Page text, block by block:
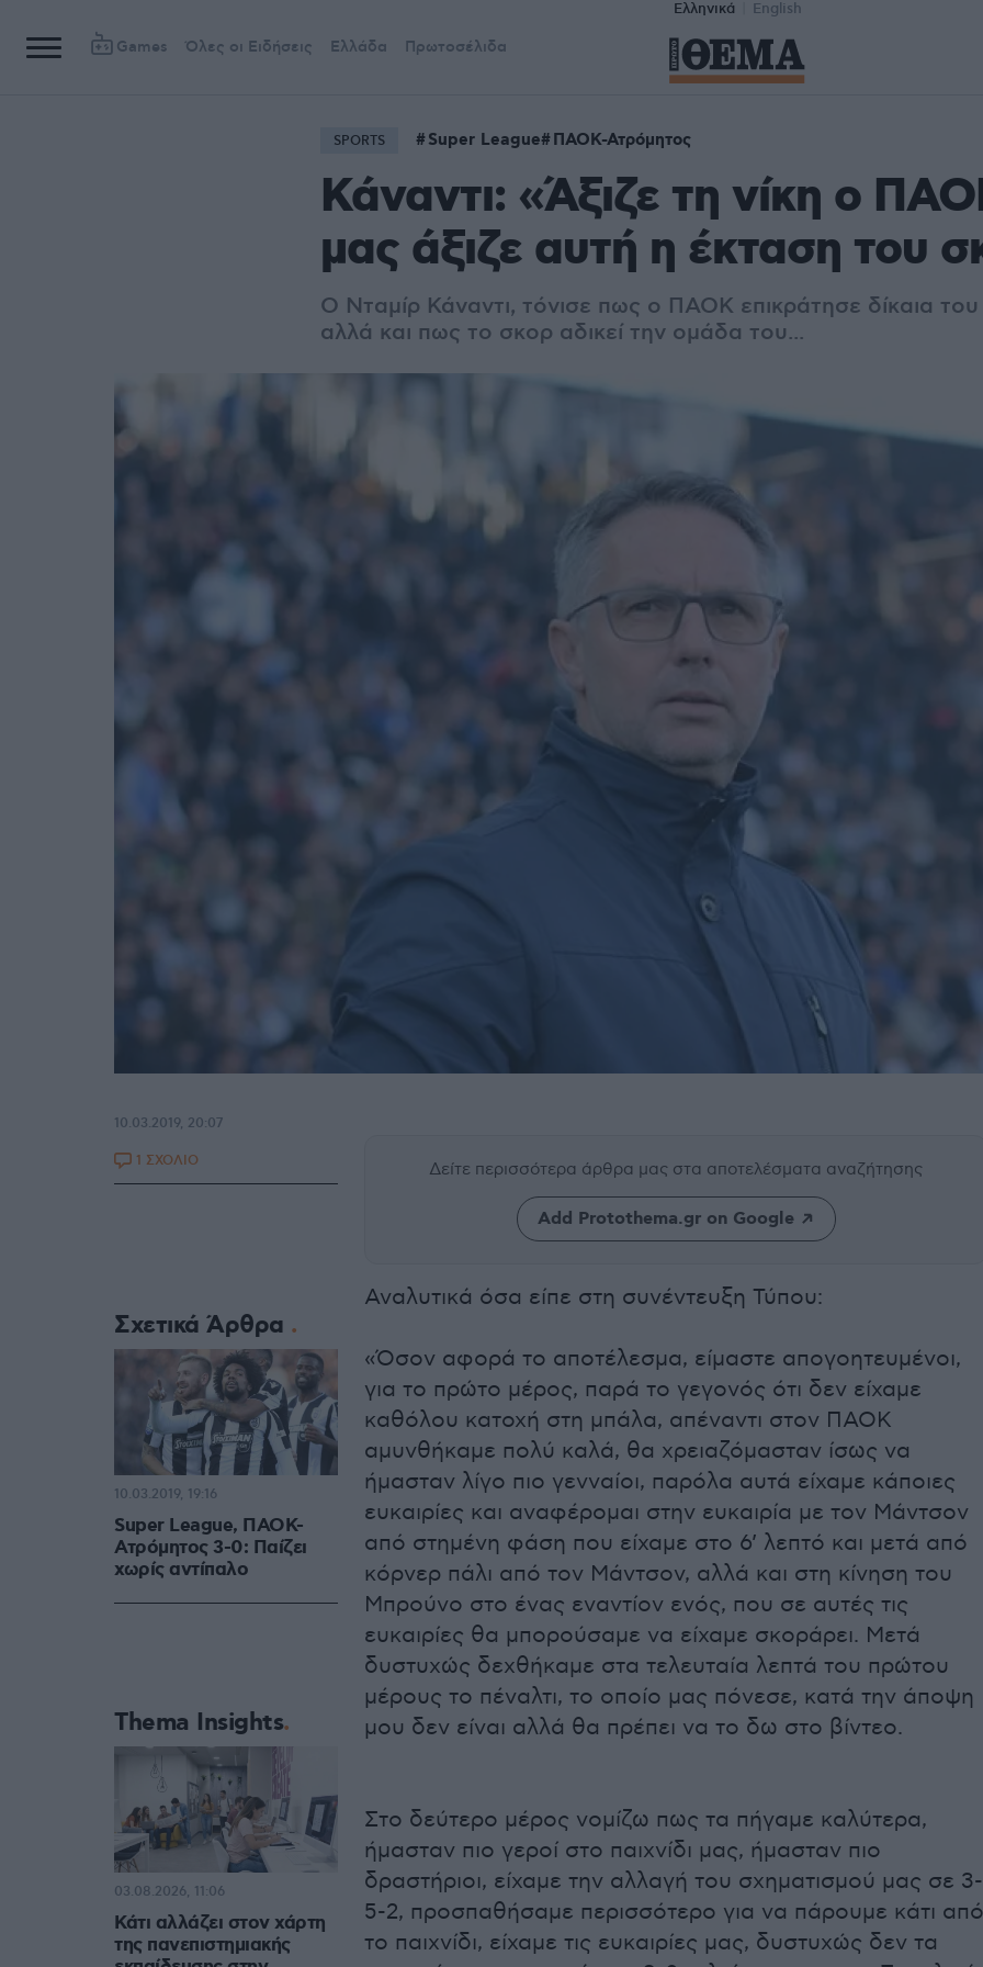
Ελληνικά English
Games Όλες οι Ειδήσεις Ελλάδα Πρωτοσέλιδα
SPORTS Super League ΠΑΟΚ-Ατρόμητος
Κάναντι: «Άξιζε τη νίκη ο
μας άξιζε αυτή η έκταση του
Ο Νταμίρ Κάναντι, τόνισε πως ο ΠΑΟΚ επικράτησε δίκαια
αλλά και πως το σκορ αδικεί την ομάδα του...
Δείτε περισσότερα άρθρα μας στα αποτελέσματα αναζήτησης
Add Protothema.gr on Google
Αναλυτικά όσα είπε στη συνέντευξη Τύπου:
«Όσον αφορά το αποτέλεσμα, είμαστε απογοητευμένοι,
για το πρώτο μέρος, παρά το γεγονός ότι δεν είχαμε
καθόλου κατοχή στη μπάλα, απέναντι στον ΠΑΟΚ
αμυνθήκαμε πολύ καλά, θα χρειαζόμασταν ίσως να
ήμασταν λίγο πιο γενναίοι, παρόλα αυτά είχαμε κάποιες
ευκαιρίες και αναφέρομαι στην ευκαιρία με τον Μάντσον
από στημένη φάση που είχαμε στο 6’ λεπτό και μετά από
κόρνερ πάλι από τον Μάντσον, αλλά και στη κίνηση του
Μπρούνο στο ένας εναντίον ενός, που σε αυτές τις
ευκαιρίες θα μπορούσαμε να είχαμε σκοράρει. Μετά
δυστυχώς δεχθήκαμε στα τελευταία λεπτά του πρώτου
μέρους το πέναλτι, το οποίο μας πόνεσε, κατά την άποψη
μου δεν είναι αλλά θα πρέπει να το δω στο βίντεο.
Στο δεύτερο μέρος νομίζω πως τα πήγαμε καλύτερα,
ήμασταν πιο γεροί στο παιχνίδι μας, ήμασταν πιο
δραστήριοι, είχαμε την αλλαγή του σχηματισμού μας σε 3-
5-2, προσπαθήσαμε περισσότερο για να πάρουμε κάτι από
το παιχνίδι, είχαμε τις ευκαιρίες μας, δυστυχώς δεν τα
10.03.2019, 20:07
1 ΣΧΟΛΙΟ
Σχετικά Άρθρα
Super League, ΠΑΟΚ-
Ατρόμητος 3-0: Παίζει
χωρίς αντίπαλο
10.03.2019, 19:16
Thema Insights
Κάτι αλλάζει στον χάρτη
της πανεπιστημιακής
03.08.2026, 11:06